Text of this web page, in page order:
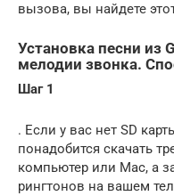
вызова, вы найдете
Установка песни из
мелодии звонка.
Шаг 1
. Если у вас нет SD
понадобится скачать
компьютер или Mac, а
рингтонов на вашем